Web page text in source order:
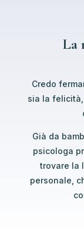
La
Credo
sia la
Già da
psicologa
trovare la
personale,